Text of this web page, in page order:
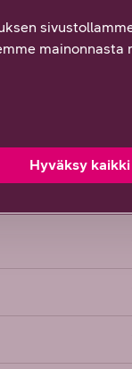
verkot ovat
nopeamman
voi huonontua
mainonnasta
Hyväksy kaikki